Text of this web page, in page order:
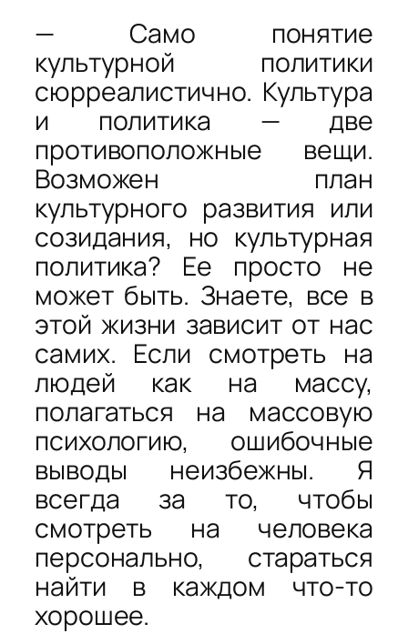
— Само понятие
культурной политики
сюрреалистично. Культура
и политика — две
противоположные вещи.
Возможен план
культурного развития или
созидания, но культурная
политика? Ее просто не
может быть. Знаете, все в
этой жизни зависит от нас
самих. Если смотреть на
людей как на массу,
полагаться на массовую
психологию, ошибочные
выводы неизбежны. Я
всегда за то, чтобы
смотреть на человека
персонально, стараться
найти в каждом что-то
хорошее.